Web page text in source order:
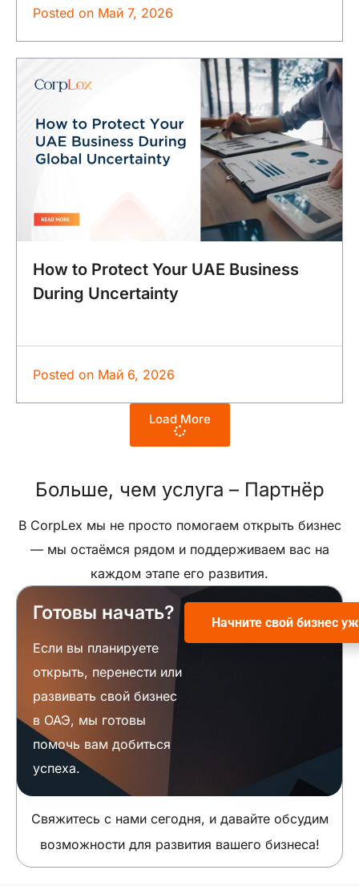
Posted on Май 7, 2026
How to Protect Your UAE Business
During Uncertainty
Posted on Май 6, 2026
Load More
Больше, чем услуга – Партнёр
В CorpLex мы не просто помогаем открыть бизнес
— мы остаёмся рядом и поддерживаем вас на
каждом этапе его развития.
Готовы начать?
Если вы планируете
открыть, перенести или
развивать свой бизнес
в ОАЭ, мы готовы
помочь вам добиться
успеха.
Начните свой бизнес
Свяжитесь с нами сегодня, и давайте обсудим
возможности для развития вашего бизнеса!